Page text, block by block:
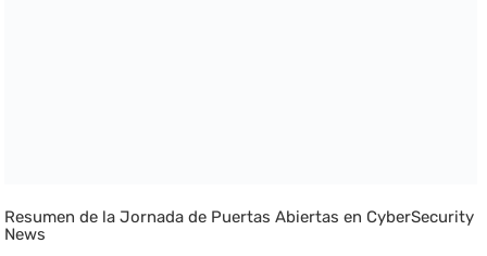
Resumen de la Jornada de Puertas Abiertas en CyberSecurity
News